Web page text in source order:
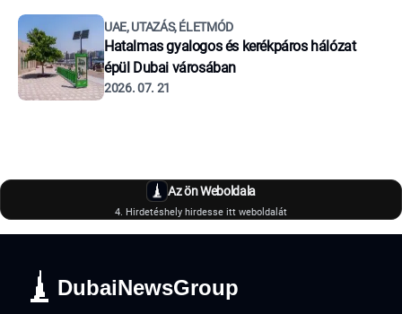
UAE, UTAZÁS, ÉLETMÓD
Hatalmas gyalogos és kerékpáros hálózat
épül Dubai városában
2026. 07. 21
Az ön Weboldala
4. Hirdetéshely hirdesse itt weboldalát
DubaiNewsGroup